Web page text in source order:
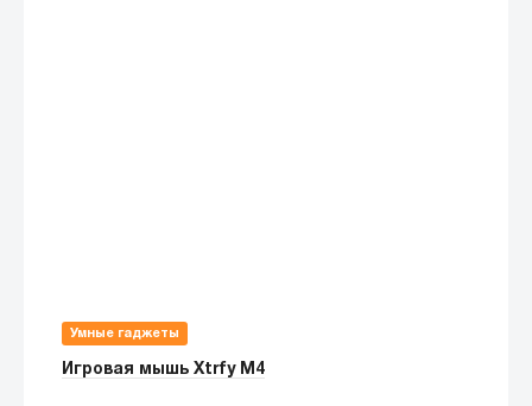
Умные гаджеты
Игровая мышь Xtrfy M4